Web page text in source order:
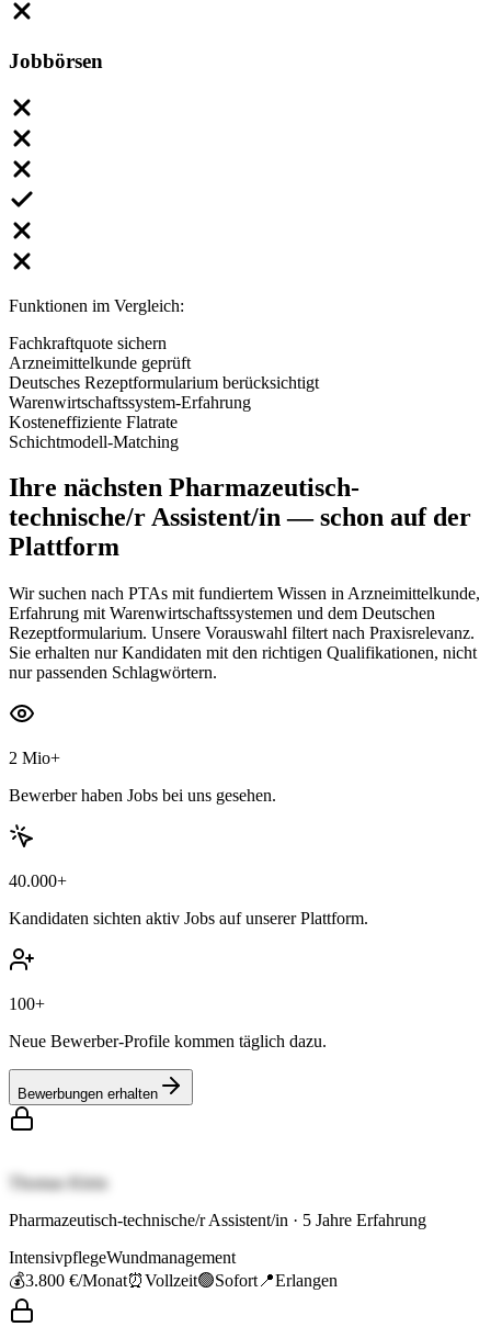
Jobbörsen
Funktionen im Vergleich:
Fachkraftquote sichern
Arzneimittelkunde geprüft
Deutsches Rezeptformularium berücksichtigt
Warenwirtschaftssystem-Erfahrung
Kosteneffiziente Flatrate
Schichtmodell-Matching
Ihre nächsten Pharmazeutisch-
technische/r Assistent/in— schon auf der
Plattform
Wir suchen nach PTAs mit fundiertem Wissen in Arzneimittelkunde,
Erfahrung mit Warenwirtschaftssystemen und dem Deutschen
Rezeptformularium. Unsere Vorauswahl filtert nach Praxisrelevanz.
Sie erhalten nur Kandidaten mit den richtigen Qualifikationen, nicht
nur passenden Schlagwörtern.
2 Mio+
Bewerber haben Jobs bei uns gesehen.
40.000+
Kandidaten sichten aktiv Jobs auf unserer Plattform.
100+
Neue Bewerber-Profile kommen täglich dazu.
Bewerbungen erhalten
Thomas Klein
Pharmazeutisch-technische/r Assistent/in · 5 Jahre Erfahrung
IntensivpflegeWundmanagement
💰3.800 €/Monat⏰Vollzeit🟢Sofort 📍Erlangen